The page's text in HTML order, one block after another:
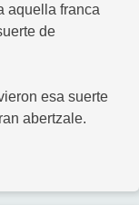
aquella franca
de
esa suerte
abertzale.